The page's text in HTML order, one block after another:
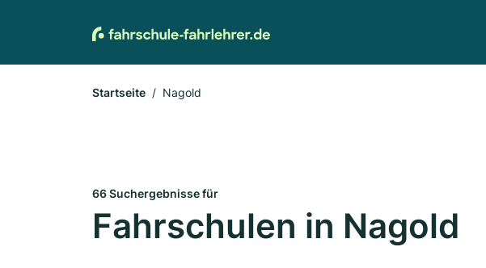
Startseite Nagold
66 Suchergebnisse für
Fahrschulen in Nagold